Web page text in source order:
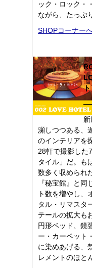
ック・ロック・
ながら、たっぷ
SHOPコーナー
ト
瀕しつつある、
のインテリアを
28軒で撮影した
タイル」だ。も
数多く収められ
『秘宝館』と
ト数を増やし、
タル・リマスタ
テールの拡大も
円形ベッド、鏡
ー・カーペット
に染めあげる、
レメントのほと